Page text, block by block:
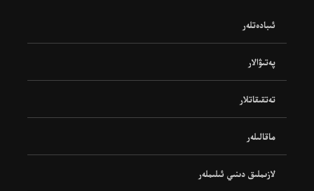
ئىبادەتلەر
پەتىۋالار
تەتقىقاتلار
ماقالىلەر
لازىملىق دىنىي ئىلىملەر